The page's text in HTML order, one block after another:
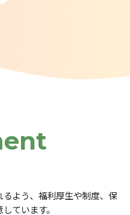
よう、福利厚生や制度、保
ています。